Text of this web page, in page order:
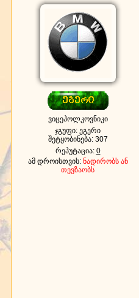
ვიცეპოლკოვნიკი
ჯგუფი: ეგერი
შეტყობინება: 307
რეპუტაცია: 0
ამ დროისთვის: ნადირობს ან
თევზაობს